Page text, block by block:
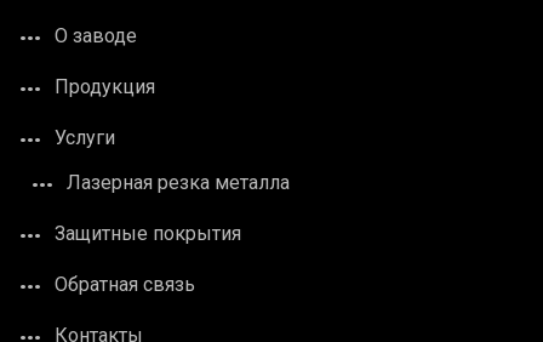
О заводе
Продукция
Услуги
Лазерная резка металла
Защитные покрытия
Обратная связь
Контакты